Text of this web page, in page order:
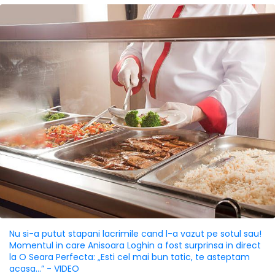
Nu si-a putut stapani lacrimile cand l-a vazut pe sotul sau!
Momentul in care Anisoara Loghin a fost surprinsa in direct
la O Seara Perfecta: „Esti cel mai bun tatic, te asteptam
acasa...” - VIDEO